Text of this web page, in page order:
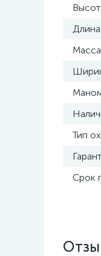
Длина
Масса
Тип
Срок